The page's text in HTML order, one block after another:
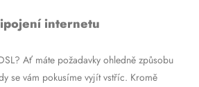
internetu
Ať máte požadavky ohledně způsobu
se vám pokusíme vyjít vstříc. Kromě